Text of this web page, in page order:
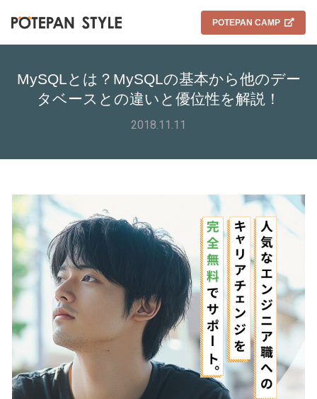
POTEPAN CAMP
MySQLとは？MySQLの基本から他のデー
タベースとの違いと優位性を解説！
2018.11.11